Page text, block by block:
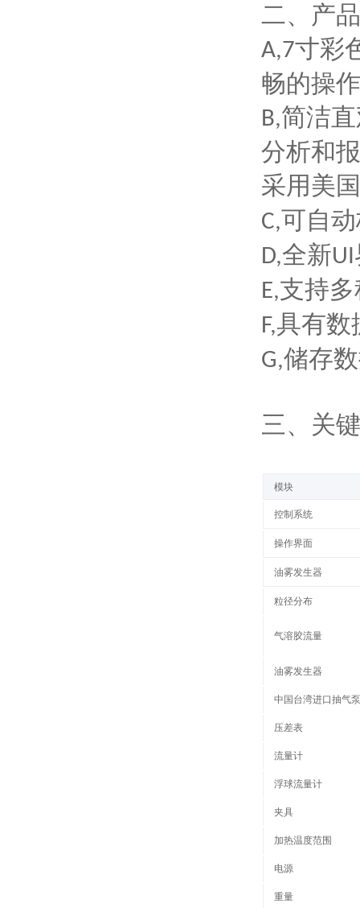
二、 产
A,7寸彩
畅的操
B,简洁
分析和
采用美国
C,可自
D,全新UI
E,支持
F,具有数
G,储存
三、关
模块
控制系统
操作界面
油雾发生器
粒径分布
气溶胶流量
油雾发生器
中国台湾进口抽气泵
压差表
流量计
浮球流量计
夹具
加热温度范围
电源
重量